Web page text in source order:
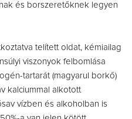
és borszeretőknek legyen
telített oldat, kémiailag
viszonyok felbomlása
tartarát (magyarul borkő)
kalciummal alkotott
vízben és alkoholban is